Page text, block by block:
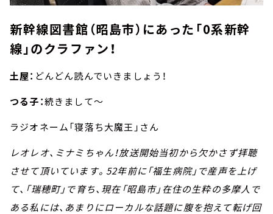
新幹線図書館（昭島市）にあった「0系新幹
線」のクラファン！
土屋： どんどん読んでいきましょう！
つる子：続きまして～
ラジオネーム「寝落ち大魔王」さん
レオレオ、ミナミちゃん！放送開始当初から欠かさず拝聴
させて頂いています。52年前に「福生病院」で産声を上げ
て、「瑞穂町」で育ち、現在「昭島市」在住の生粋の多摩人で
ある私には、あまりにローカルな話題に腹を抱えて転げ回